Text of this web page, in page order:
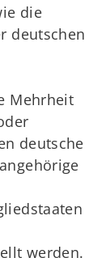
die
deutschen
Mehrheit
deutsche
werden.